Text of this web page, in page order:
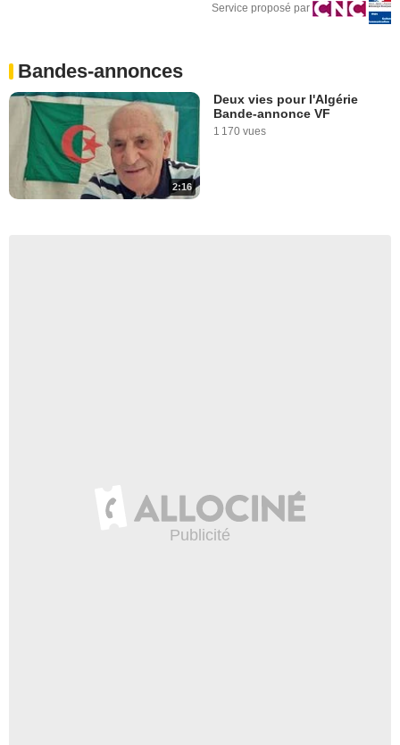
Service proposé par
Bandes-annonces
2:16
Deux vies pour l'Algérie
Bande-annonce VF
1 170 vues